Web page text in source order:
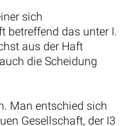
sich
betreffend das unter I.
aus der Haft
die Scheidung
Man entschied sich
Gesellschaft, der I3